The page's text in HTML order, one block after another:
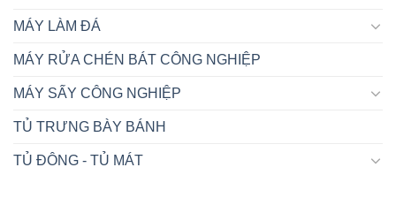
MÁY LÀM ĐÁ
MÁY RỬA CHÉN BÁT CÔNG NGHIỆP
MÁY SẤY CÔNG NGHIỆP
TỦ TRƯNG BÀY BÁNH
TỦ ĐÔNG - TỦ MÁT